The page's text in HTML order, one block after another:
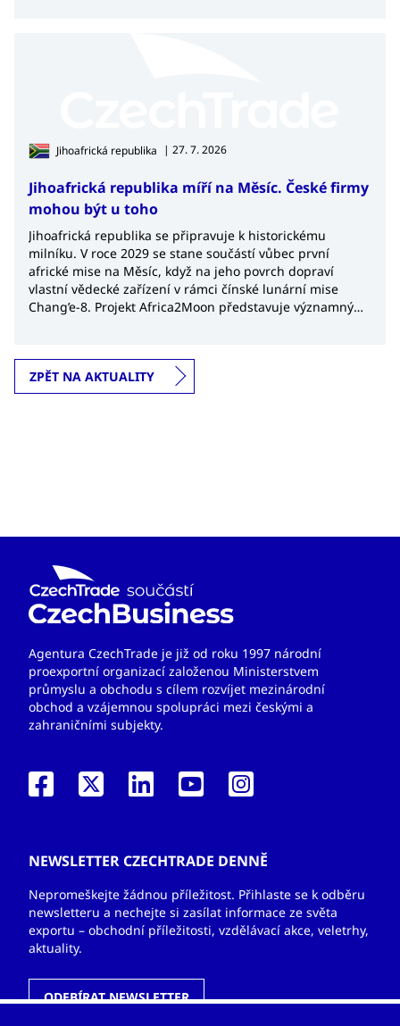
Jihoafrická republika | 27. 7. 2026
Jihoafrická republika míří na Měsíc. České firmy
mohou být u toho
Jihoafrická republika se připravuje k historickému
milníku. V roce 2029 se stane součástí vůbec první
africké mise na Měsíc, když na jeho povrch dopraví
vlastní vědecké zařízení v rámci čínské lunární mise
Chang’e-8. Projekt Africa2Moon představuje významný
globálním kosmickém průmyslu.
ZPĚT NA AKTUALITY
Agentura CzechTrade je již od roku 1997 národní
proexportní organizací založenou Ministerstvem
průmyslu a obchodu s cílem rozvíjet mezinárodní
obchod a vzájemnou spolupráci mezi českými a
zahraničními subjekty.
NEWSLETTER CZECHTRADE DENNĚ
Nepromeškejte žádnou příležitost. Přihlaste se k odběru
newsletteru a nechejte si zasílat informace ze světa
exportu – obchodní příležitosti, vzdělávací akce, veletrhy,
aktuality.
ODEBÍRAT NEWSLETTER